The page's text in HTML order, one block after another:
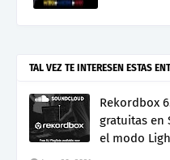
TAL VEZ TE INTERESEN ESTAS
Rekordbox
gratuitas en
el modo